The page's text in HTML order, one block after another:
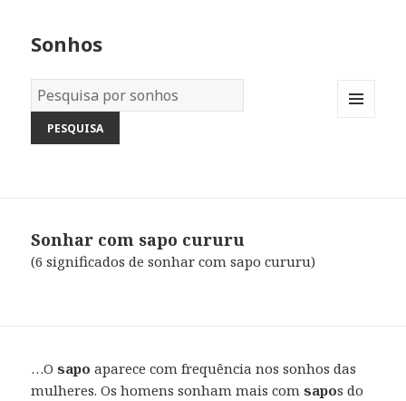
Sonhos
Dicionário
dos
Sonhos:
Sonhar com sapo cururu
(6 significados de sonhar com sapo cururu)
…Osapo aparece com frequência nos sonhos das
mulheres. Os homens sonham mais comsapos do